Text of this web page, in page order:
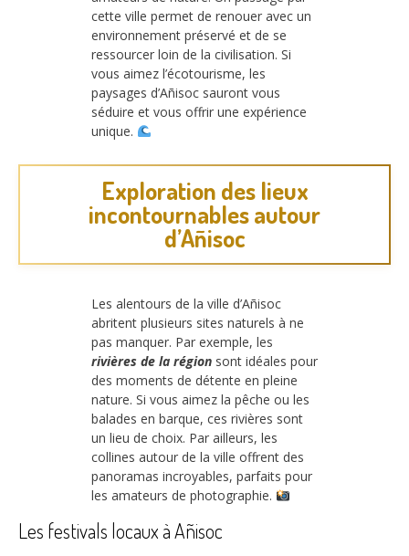
cette ville permet de renouer avec un
environnement préservé et de se
ressourcer loin de la civilisation. Si
vous aimez l’écotourisme, les
paysages d’Añisoc sauront vous
séduire et vous offrir une expérience
unique.
Exploration des lieux
incontournables autour
d’Añisoc
Les alentours de la ville d’Añisoc
abritent plusieurs sites naturels à ne
pas manquer. Par exemple, les
rivières de la région sont idéales pour
des moments de détente en pleine
nature. Si vous aimez la pêche ou les
balades en barque, ces rivières sont
un lieu de choix. Par ailleurs, les
collines autour de la ville offrent des
panoramas incroyables, parfaits pour
les amateurs de photographie.
Les festivals locaux à Añisoc